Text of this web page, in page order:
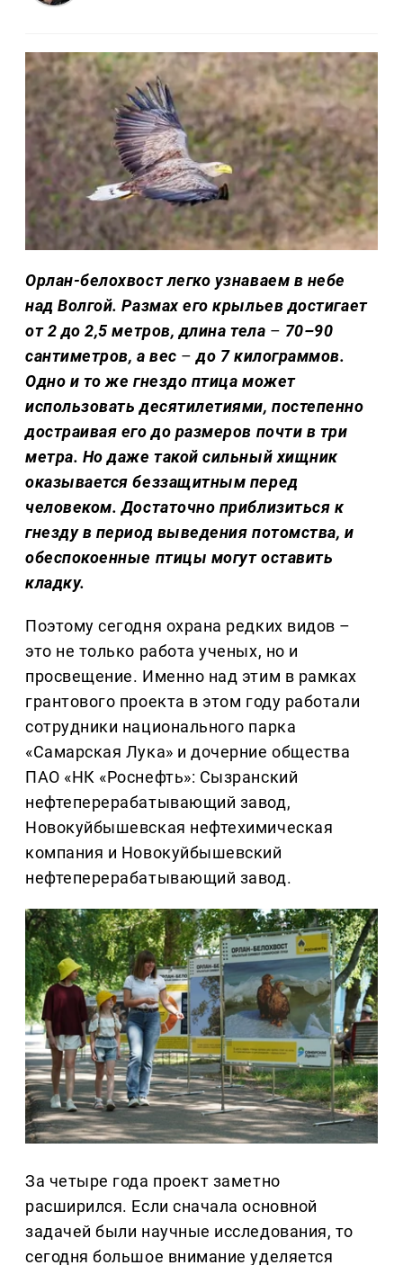
Орлан-белохвост легко узнаваем в небе
над Волгой. Размах его крыльев достигает
от 2 до 2,5 метров, длина тела – 70–90
сантиметров, а вес – до 7 килограммов.
Одно и то же гнездо птица может
использовать десятилетиями, постепенно
достраивая его до размеров почти в три
метра. Но даже такой сильный хищник
оказывается беззащитным перед
человеком. Достаточно приблизиться к
гнезду в период выведения потомства, и
обеспокоенные птицы могут оставить
кладку.
Поэтому сегодня охрана редких видов –
это не только работа ученых, но и
просвещение. Именно над этим в рамках
грантового проекта в этом году работали
сотрудники национального парка
«Самарская Лука» и дочерние общества
ПАО «НК «Роснефть»: Сызранский
нефтеперерабатывающий завод,
Новокуйбышевская нефтехимическая
компания и Новокуйбышевский
нефтеперерабатывающий завод.
За четыре года проект заметно
расширился. Если сначала основной
задачей были научные исследования, то
сегодня большое внимание уделяется